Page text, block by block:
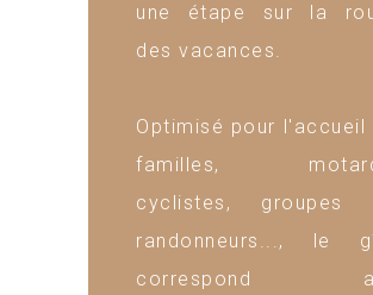
une étape sur la
des vacances.
Optimisé pour l'accueil
familles,
cyclistes, groupes
randonneurs..., le
correspond